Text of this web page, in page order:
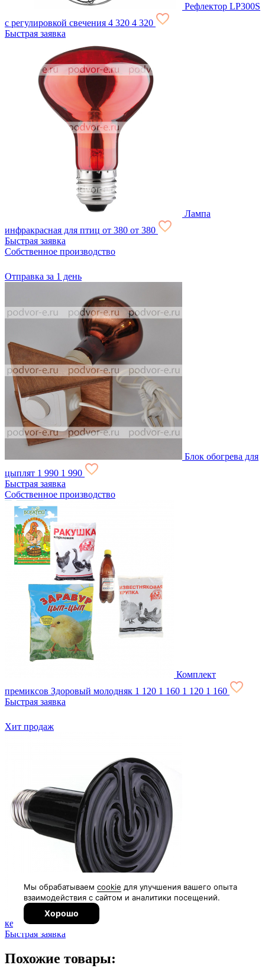
Рефлектор LP300S
с регулировкой свечения 4 320 4 320
Быстрая заявка
Лампа
инфракрасная для птиц от 380 от 380
Быстрая заявка
Собственное производство
Отправка за 1 день
Блок обогрева для
цыплят 1 990 1 990
Быстрая заявка
Собственное производство
Комплект
премиксов Здоровый молодняк 1 120 1 160 1 120 1 160
Быстрая заявка
Хит продаж
керамическая для обогрева
Быстрая заявка
Похожие товары: